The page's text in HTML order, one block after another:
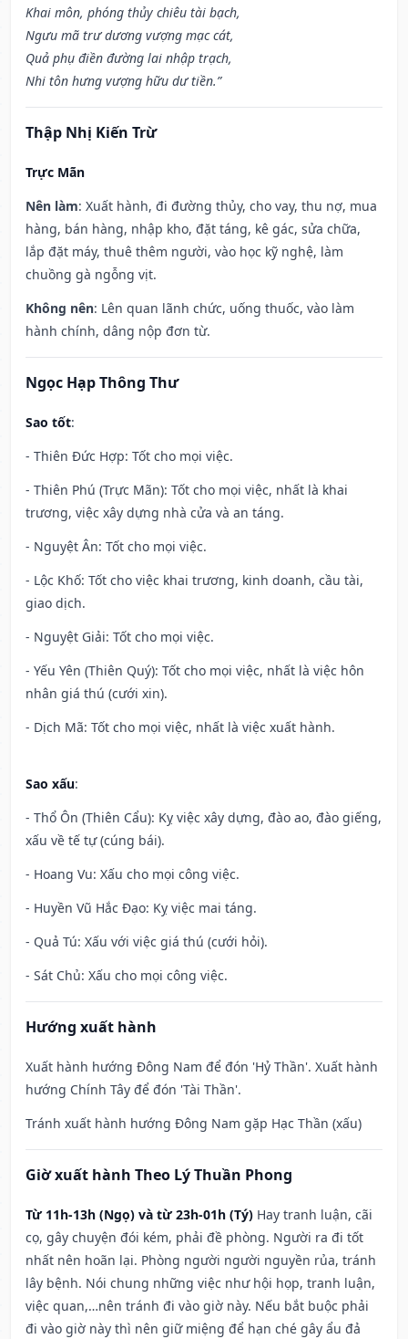
Khai môn, phóng thủy chiêu tài bạch,
Ngưu mã trư dương vượng mạc cát,
Quả phụ điền đường lai nhập trạch,
Nhi tôn hưng vượng hữu dư tiền.”
Thập Nhị Kiến Trừ
Trực Mãn
Nên làm: Xuất hành, đi đường thủy, cho vay, thu nợ, mua
hàng, bán hàng, nhập kho, đặt táng, kê gác, sửa chữa,
lắp đặt máy, thuê thêm người, vào học kỹ nghệ, làm
chuồng gà ngỗng vịt.
Không nên: Lên quan lãnh chức, uống thuốc, vào làm
hành chính, dâng nộp đơn từ.
Ngọc Hạp Thông Thư
Sao tốt:
- Thiên Đức Hợp: Tốt cho mọi việc.
- Thiên Phú (Trực Mãn): Tốt cho mọi việc, nhất là khai
trương, việc xây dựng nhà cửa và an táng.
- Nguyệt Ân: Tốt cho mọi việc.
- Lộc Khố: Tốt cho việc khai trương, kinh doanh, cầu tài,
giao dịch.
- Nguyệt Giải: Tốt cho mọi việc.
- Yếu Yên (Thiên Quý): Tốt cho mọi việc, nhất là việc hôn
nhân giá thú (cưới xin).
- Dịch Mã: Tốt cho mọi việc, nhất là việc xuất hành.
Sao xấu:
- Thổ Ôn (Thiên Cẩu): Kỵ việc xây dựng, đào ao, đào giếng,
xấu về tế tự (cúng bái).
- Hoang Vu: Xấu cho mọi công việc.
- Huyền Vũ Hắc Đạo: Kỵ việc mai táng.
- Quả Tú: Xấu với việc giá thú (cưới hỏi).
- Sát Chủ: Xấu cho mọi công việc.
Hướng xuất hành
Xuất hành hướng Đông Nam để đón 'Hỷ Thần'. Xuất hành
hướng Chính Tây để đón 'Tài Thần'.
Tránh xuất hành hướng Đông Nam gặp Hạc Thần (xấu)
Giờ xuất hành Theo Lý Thuần Phong
Từ 11h-13h (Ngọ) và từ 23h-01h (Tý) Hay tranh luận, cãi
cọ, gây chuyện đói kém, phải đề phòng. Người ra đi tốt
nhất nên hoãn lại. Phòng người người nguyền rủa, tránh
lây bệnh. Nói chung những việc như hội họp, tranh luận,
việc quan,…nên tránh đi vào giờ này. Nếu bắt buộc phải
đi vào giờ này thì nên giữ miệng để hạn ché gây ẩu đả